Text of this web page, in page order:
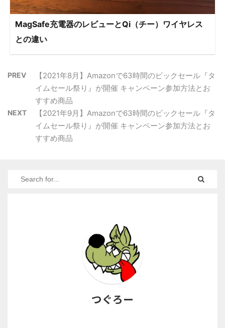
MagSafe充電器のレビューとQi（チー）ワイヤレス
との違い
PREV
【2021年8月】Amazonで63時間のビックセール『タ
イムセール祭り』が開催 キャンペーン参加方法とお
すすめ商品
NEXT
【2021年9月】Amazonで63時間のビックセール『タ
イムセール祭り』が開催 キャンペーン参加方法とお
すすめ商品
つぐろー